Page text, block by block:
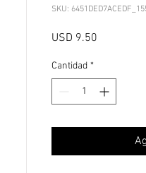
SKU:
USD 9.50
Cantidad *